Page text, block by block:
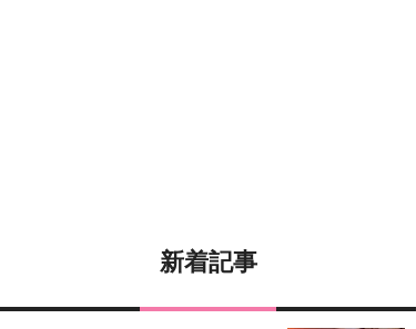
新着記事